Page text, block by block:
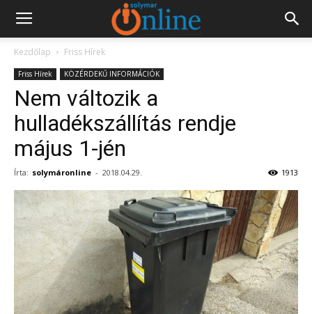
Kezdőlap Friss Hírek
Friss Hírek KÖZÉRDEKŰ INFORMÁCIÓK
Nem változik a
hulladékszállítás rendje
május 1-jén
Írta: solymáronline - 2018.04.29. 1913